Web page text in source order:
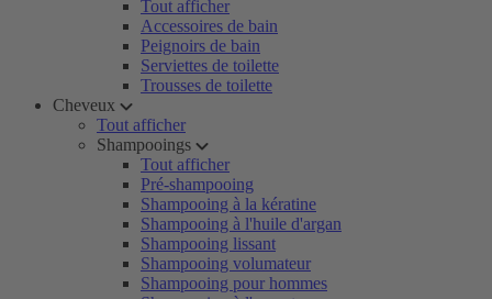
Tout afficher
Accessoires de bain
Peignoirs de bain
Serviettes de toilette
Trousses de toilette
Cheveux
Tout afficher
Shampooings
Tout afficher
Pré-shampooing
Shampooing à la kératine
Shampooing à l'huile d'argan
Shampooing lissant
Shampooing volumateur
Shampooing pour hommes